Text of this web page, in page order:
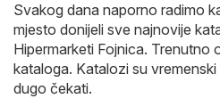
Svakog dana naporno radimo
mjesto donijeli sve najnovije
Hipermarketi Fojnica. Trenutno
kataloga. Katalozi su
dugo čekati.